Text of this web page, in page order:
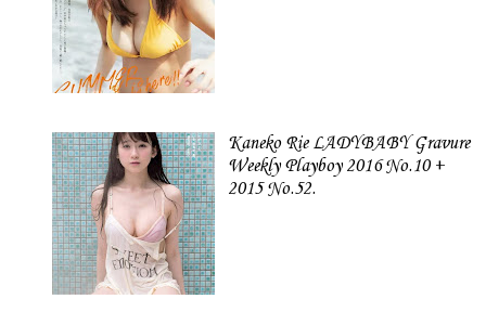
Kaneko Rie LADYBABY Gravure
Weekly Playboy 2016 No.10 +
2015 No.52.